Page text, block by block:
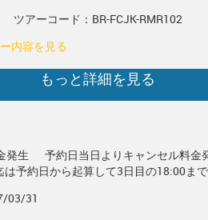
ツアーコード：BR-FCJK-RMR102
内容を見る
もっと詳細を見る
発生
予約日当日よりキャンセル料金
予約日から起算して3日目の18:00ま
03/31